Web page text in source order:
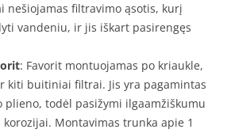
nešiojamas filtravimo ąsotis, kurį
vandeniu, ir jis iškart pasirengęs
: Favorit montuojamas po kriaukle,
kiti buitiniai filtrai. Jis yra pagamintas
plieno, todėl pasižymi ilgaamžiškumu
Montavimas trunka apie 1